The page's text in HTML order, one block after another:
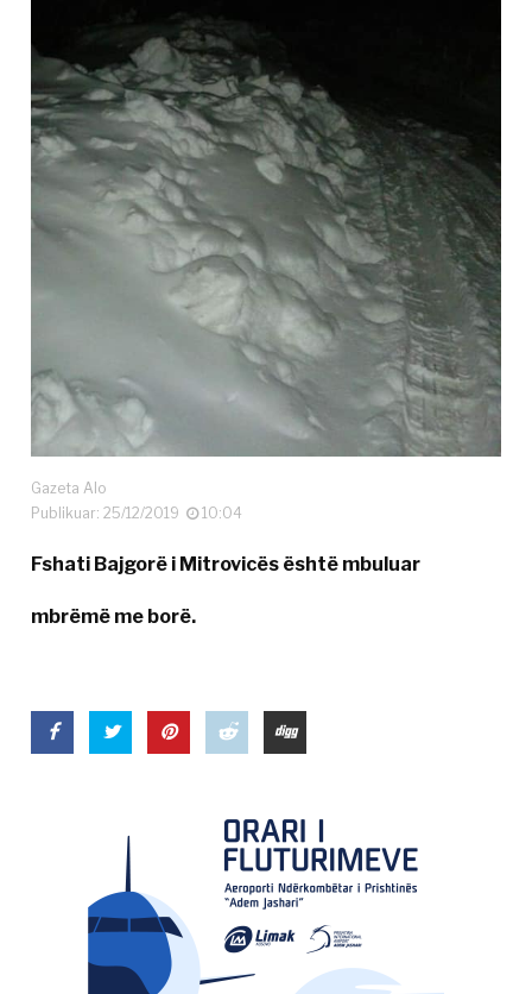
Gazeta Alo
Publikuar: 25/12/2019
10:04
Fshati Bajgorë i Mitrovicës është mbuluar
mbrëmë me borë.